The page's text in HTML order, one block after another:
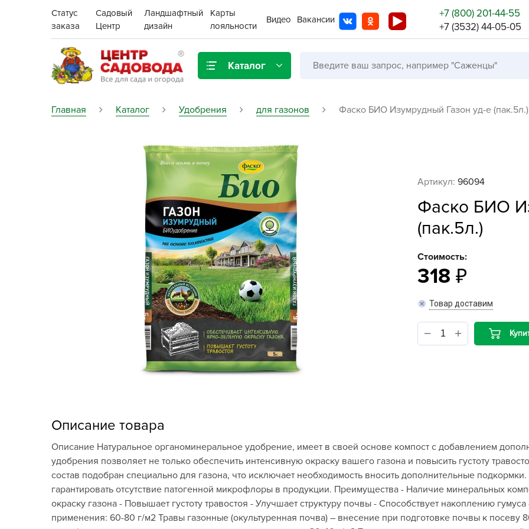
Статус
заказа
Садовый
Центр
Ландшафтный
дизайн
Карты
лояльности
Видео Вакансии
+7 (800) 201-44-55
+7 (3532) 44-05-05
Каталог
Газонная трава
Декор для дома и сада
Ёмкости для рассады и
Картофель семенной
Комнатные горшечные
многолетники Весна
Новогодняя продукция
Отдых в саду, пикник
Подарочные карты
Поиск Бренды
Главная Каталог Удобрения для газонов Фаско БИО Изумрудный Газон уд-е (пак.5л.)
Артикул: 96094
Фаско БИО
(пак.5л.)
Стоимость:
318
Товар доставим
Описание товара
Описание Натуральное органоминеральное удобрение, имеет в своей основе компост с добавлением
удобрения позволяет не только обеспечить интенсивную окраску вашего газона и повысить густоту
состав подобран специально для газона, что исключает необходимость вносить дополнительные
гарантировать отсутствие патогенной микрофлоры в продукции. Преимущества - Наличие минеральных
окраску газона - Повышает густоту травостоя - Улучшает структуру почвы - Способствует накоплению
применения: 60-80 г/м2 Травы газонные (окультуренная почва) – внесение при подготовке почвы к посеву